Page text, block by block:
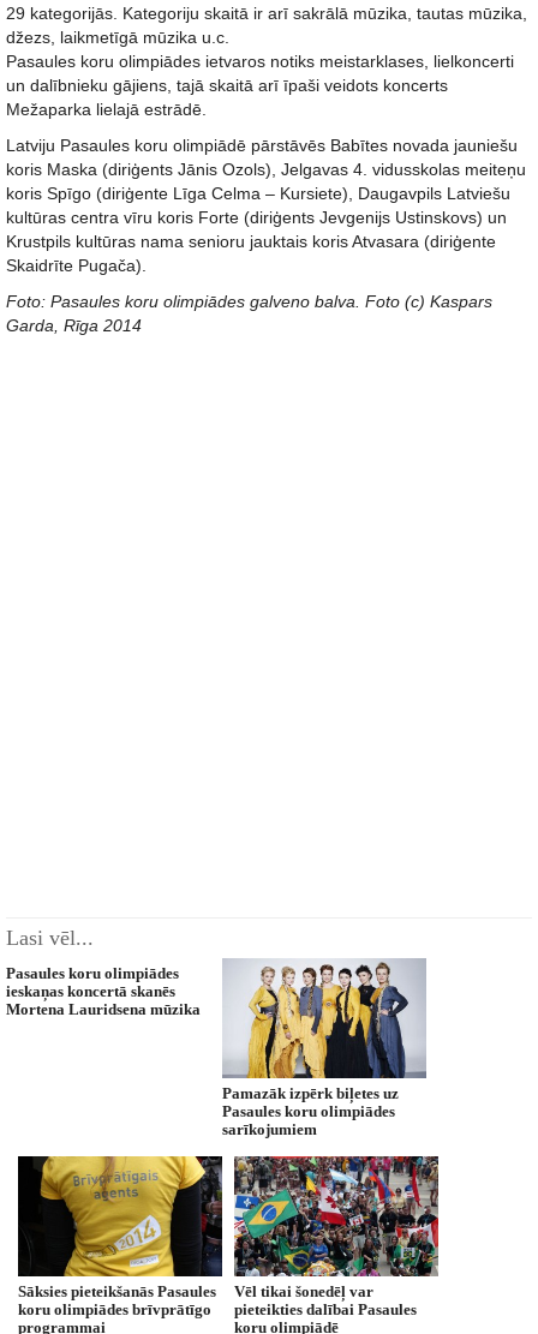
29 kategorijās. Kategoriju skaitā ir arī sakrālā mūzika, tautas mūzika,
džezs, laikmetīgā mūzika u.c.
Pasaules koru olimpiādes ietvaros notiks meistarklases, lielkoncerti
un dalībnieku gājiens, tajā skaitā arī īpaši veidots koncerts
Mežaparka lielajā estrādē.
Latviju Pasaules koru olimpiādē pārstāvēs Babītes novada jauniešu
koris Maska (diriģents Jānis Ozols), Jelgavas 4. vidusskolas meiteņu
koris Spīgo (diriģente Līga Celma – Kursiete), Daugavpils Latviešu
kultūras centra vīru koris Forte (diriģents Jevgenijs Ustinskovs) un
Krustpils kultūras nama senioru jauktais koris Atvasara (diriģente
Skaidrīte Pugača).
Foto: Pasaules koru olimpiādes galveno balva. Foto (c) Kaspars
Garda, Rīga 2014
Lasi vēl...
Pasaules koru olimpiādes
ieskaņas koncertā skanēs
Mortena Lauridsena mūzika
Pamazāk izpērk biļetes uz
Pasaules koru olimpiādes
sarīkojumiem
Sāksies pieteikšanās Pasaules
koru olimpiādes brīvprātīgo
programmai
Vēl tikai šonedēļ var
pieteikties dalībai Pasaules
koru olimpiādē